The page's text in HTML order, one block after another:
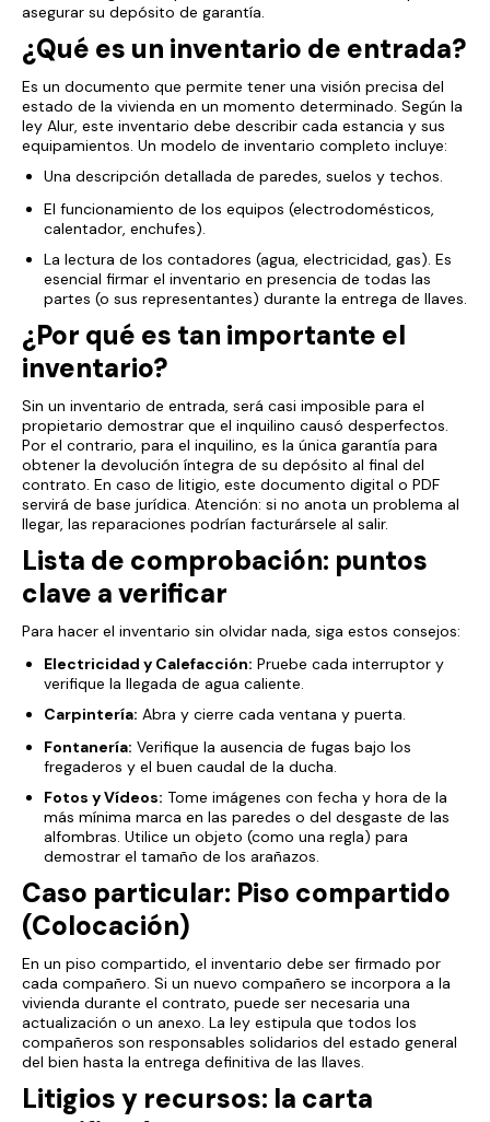
asegurar su depósito de garantía.
¿Qué es un inventario de entrada?
Es un documento que permite tener una visión precisa del
estado de la vivienda en un momento determinado. Según la
ley Alur, este inventario debe describir cada estancia y sus
equipamientos. Un modelo de inventario completo incluye:
Una descripción detallada de paredes, suelos y techos.
El funcionamiento de los equipos (electrodomésticos,
calentador, enchufes).
La lectura de los contadores (agua, electricidad, gas). Es
esencial firmar el inventario en presencia de todas las
partes (o sus representantes) durante la entrega de llaves.
¿Por qué es tan importante el
inventario?
Sin un inventario de entrada, será casi imposible para el
propietario demostrar que el inquilino causó desperfectos.
Por el contrario, para el inquilino, es la única garantía para
obtener la devolución íntegra de su depósito al final del
contrato. En caso de litigio, este documento digital o PDF
servirá de base jurídica. Atención: si no anota un problema al
llegar, las reparaciones podrían facturársele al salir.
Lista de comprobación: puntos
clave a verificar
Para hacer el inventario sin olvidar nada, siga estos consejos:
Electricidad y Calefacción: Pruebe cada interruptor y
verifique la llegada de agua caliente.
Carpintería: Abra y cierre cada ventana y puerta.
Fontanería: Verifique la ausencia de fugas bajo los
fregaderos y el buen caudal de la ducha.
Fotos y Vídeos: Tome imágenes con fecha y hora de la
más mínima marca en las paredes o del desgaste de las
alfombras. Utilice un objeto (como una regla) para
demostrar el tamaño de los arañazos.
Caso particular: Piso compartido
(Colocación)
En un piso compartido, el inventario debe ser firmado por
cada compañero. Si un nuevo compañero se incorpora a la
vivienda durante el contrato, puede ser necesaria una
actualización o un anexo. La ley estipula que todos los
compañeros son responsables solidarios del estado general
del bien hasta la entrega definitiva de las llaves.
Litigios y recursos: la carta